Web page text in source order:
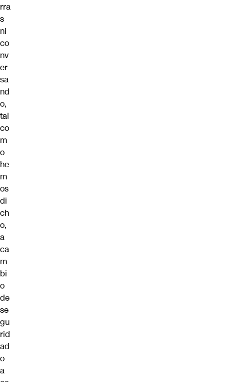
rra
s
ni
co
nv
er
sa
nd
o,
tal
co
m
o
he
m
os
di
ch
o,
a
ca
m
bi
o
de
se
gu
rid
ad
o
a